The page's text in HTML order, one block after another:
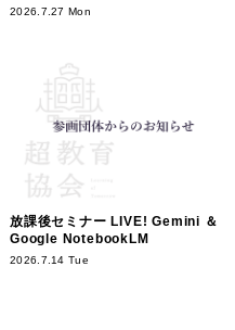
2026.7.27 Mon
放課後セミナー LIVE! Gemini ＆
Google NotebookLM
2026.7.14 Tue